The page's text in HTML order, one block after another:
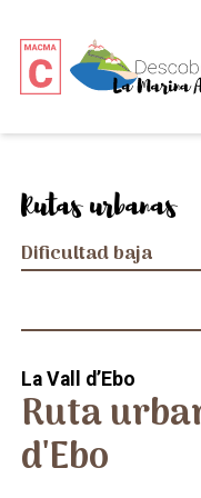
Rutas urbanas
Dificultad baja
La Vall d’Ebo
Ruta
d'Ebo